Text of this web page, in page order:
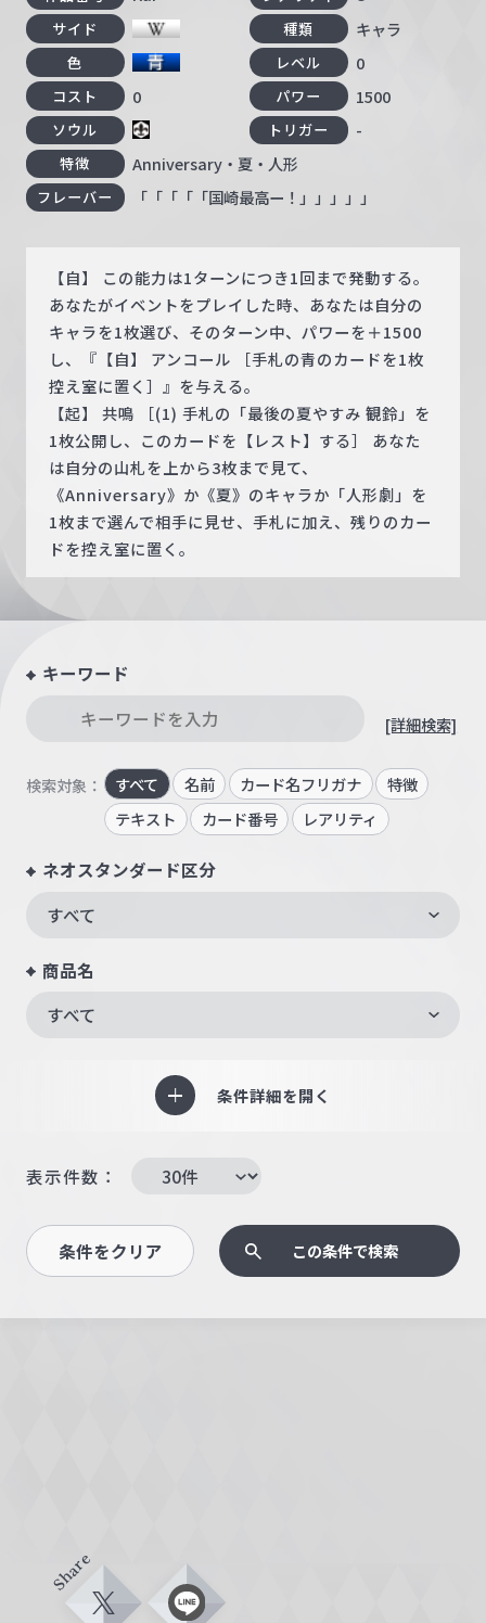
サイド 種類 キャラ
色 レベル 0
コスト 0 パワー 1500
ソウル トリガー -
特徴 Anniversary・夏・人形
フレーバー 「「「「「国崎最高ー！」」」」」
【自】 この能力は1ターンにつき1回まで発動する。
あなたがイベントをプレイした時、あなたは自分の
キャラを1枚選び、そのターン中、パワーを＋1500
し、『【自】 アンコール ［手札の青のカードを1枚
控え室に置く］』を与える。
【起】 共鳴 ［(1) 手札の「最後の夏やすみ 観鈴」を
1枚公開し、このカードを【レスト】する］ あなた
は自分の山札を上から3枚まで見て、
《Anniversary》か《夏》のキャラか「人形劇」を
1枚まで選んで相手に見せ、手札に加え、残りのカー
ドを控え室に置く。
キーワード
[詳細検索]
検索対象： すべて 名前 カード名フリガナ
特徴
テキスト
カード番号 レアリティ
ネオスタンダード区分
すべて
商品名
すべて
条件詳細を開く
表示件数：
条件をクリア この条件で検索
Share
X L